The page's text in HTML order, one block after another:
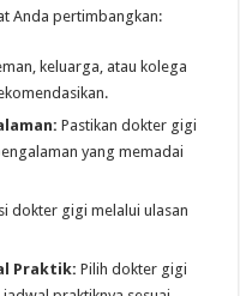
Anda pertimbangkan:
keluarga, atau kolega
Pastikan dokter gigi
yang memadai
dokter gigi melalui ulasan
Praktik: Pilih dokter gigi